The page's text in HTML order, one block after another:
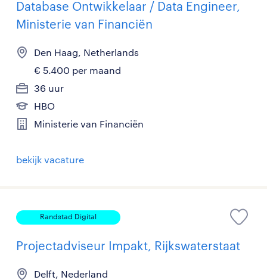
Database Ontwikkelaar / Data Engineer,
Ministerie van Financiën
Den Haag, Netherlands
€ 5.400 per maand
36 uur
HBO
Ministerie van Financiën
bekijk vacature
Randstad Digital
Projectadviseur Impakt, Rijkswaterstaat
Delft, Nederland